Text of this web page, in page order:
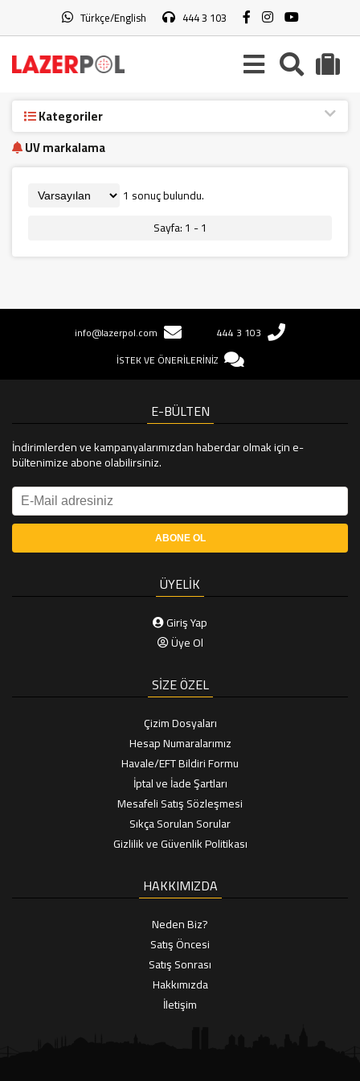
Türkçe/English 444 3 103
Kategoriler
UV markalama
1 sonuç bulundu.
Sayfa: 1 - 1
info@lazerpol.com
444 3 103
İSTEK VE ÖNERİLERİNİZ
E-BÜLTEN
İndirimlerden ve kampanyalarımızdan haberdar olmak için e-
bültenimize abone olabilirsiniz.
ÜYELİK
Giriş Yap
Üye Ol
SİZE ÖZEL
Çizim Dosyaları
Hesap Numaralarımız
Havale/EFT Bildiri Formu
İptal ve İade Şartları
Mesafeli Satış Sözleşmesi
Sıkça Sorulan Sorular
Gizlilik ve Güvenlik Politikası
HAKKIMIZDA
Neden Biz?
Satış Öncesi
Satış Sonrası
Hakkımızda
İletişim